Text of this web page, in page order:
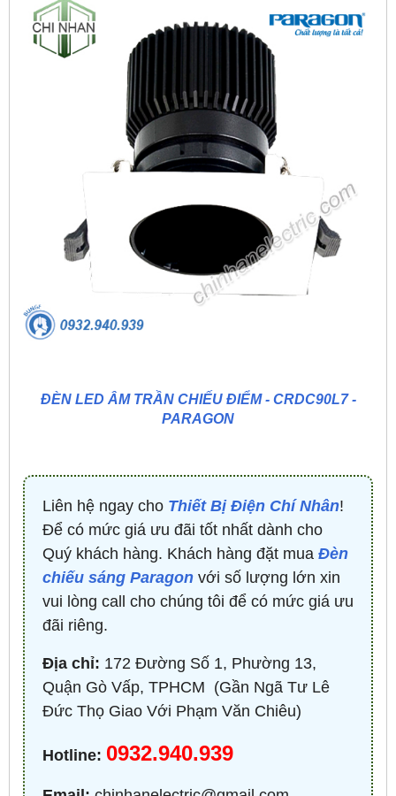
ĐÈN LED ÂM TRẦN CHIẾU ĐIỂM - CRDC90L7 -
PARAGON
Liên hệ ngay cho Thiết Bị Điện Chí Nhân!
Để có mức giá ưu đãi tốt nhất dành cho
Quý khách hàng. Khách hàng đặt mua Đèn
chiếu sáng Paragon với số lượng lớn xin
vui lòng call cho chúng tôi để có mức giá ưu
đãi riêng.
Địa chỉ: 172 Đường Số 1, Phường 13,
Quận Gò Vấp, TPHCM ​ (Gần Ngã Tư Lê
Đức Thọ Giao Với Phạm Văn Chiêu)
Hotline: 0932.940.939